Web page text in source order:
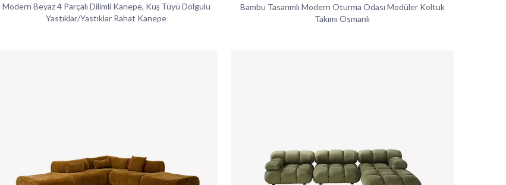
Modern Beyaz 4 Parçalı Dilimli Kanepe, Kuş Tüyü Dolgulu
Yastıklar/Yastıklar Rahat Kanepe
Bambu Tasarımlı Modern Oturma Odası Modüler Koltuk
Takımı Osmanlı